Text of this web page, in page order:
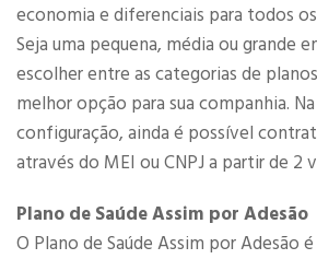
economia e diferenciais para todos
Seja uma pequena, média ou grande
escolher entre as categorias de
melhor opção para sua companhia.
configuração, ainda é possível
através do MEI ou CNPJ a partir de 2
Plano de Saúde Assim por Adesão
O Plano de Saúde Assim por Adesão